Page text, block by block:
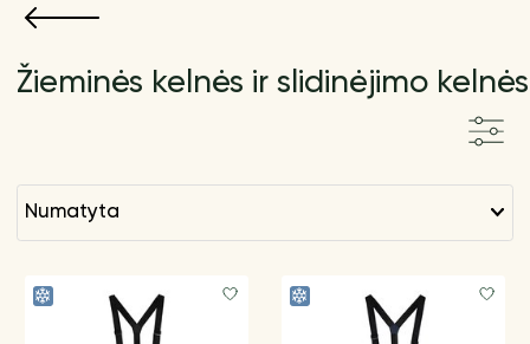
Žieminės kelnės ir slidinėjimo kelnės
numatyta